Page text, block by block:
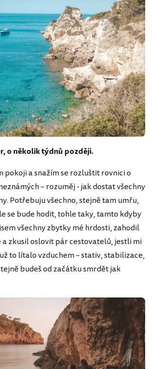
o několik týdnů později.
pokoji a snažím se rozluštit rovnici o
– rozuměj - jak dostat všechny
Potřebuju všechno, stejně tam umřu,
se bude hodit, tohle taky, tamto kdyby
všechny zbytky mé hrdosti, zahodil
a zkusil oslovit pár cestovatelů, jestli mi
to lítalo vzduchem – stativ, stabilizace,
budeš od začátku smrdět jak